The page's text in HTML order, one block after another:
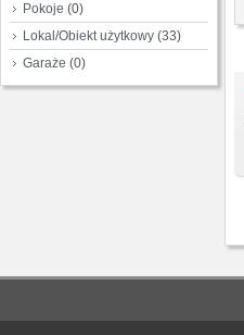
Pokoje (0)
Lokal/Obiekt użytkowy (33)
Garaże (0)